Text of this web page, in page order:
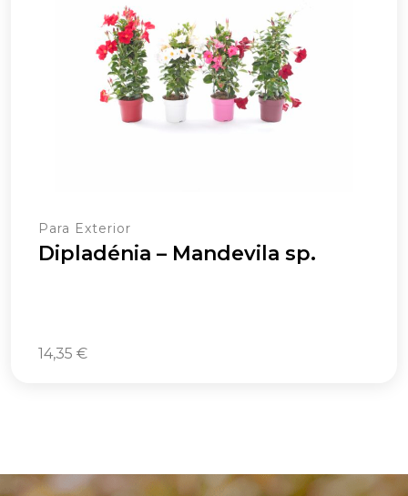
Para Exterior
Dipladénia – Mandevila sp.
14,35 €